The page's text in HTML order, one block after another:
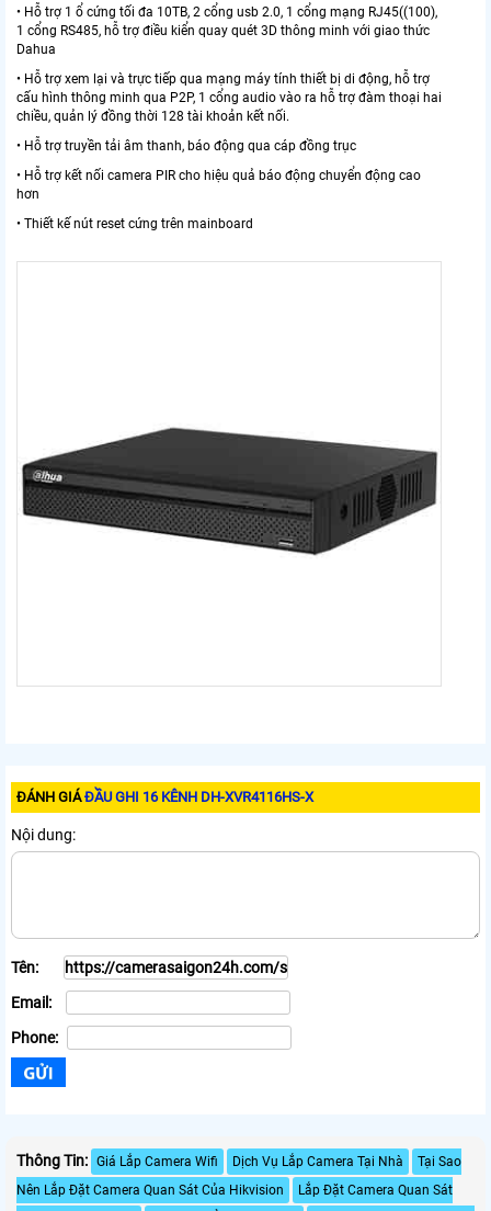
• Hỗ trợ 1 ổ cứng tối đa 10TB, 2 cổng usb 2.0, 1 cổng mạng RJ45((100),
1 cổng RS485, hỗ trợ điều kiển quay quét 3D thông minh với giao thức
Dahua
• Hỗ trợ xem lại và trực tiếp qua mạng máy tính thiết bị di động, hỗ trợ
cấu hình thông minh qua P2P, 1 cổng audio vào ra hỗ trợ đàm thoại hai
chiều, quản lý đồng thời 128 tài khoản kết nối.
• Hỗ trợ truyền tải âm thanh, báo động qua cáp đồng trục
• Hỗ trợ kết nối camera PIR cho hiệu quả báo động chuyển động cao
hơn
• Thiết kế nút reset cứng trên mainboard
ĐÁNH GIÁĐẦU GHI 16 KÊNH DH-XVR4116HS-X
Nội dung:
Tên:
Email:
Phone:
Thông Tin: Giá Lắp Camera Wifi Dịch Vụ Lắp Camera Tại Nhà
Tại Sao
Nên Lắp Đặt Camera Quan Sát Của Hikvision
Lắp Đặt Camera Quan Sát